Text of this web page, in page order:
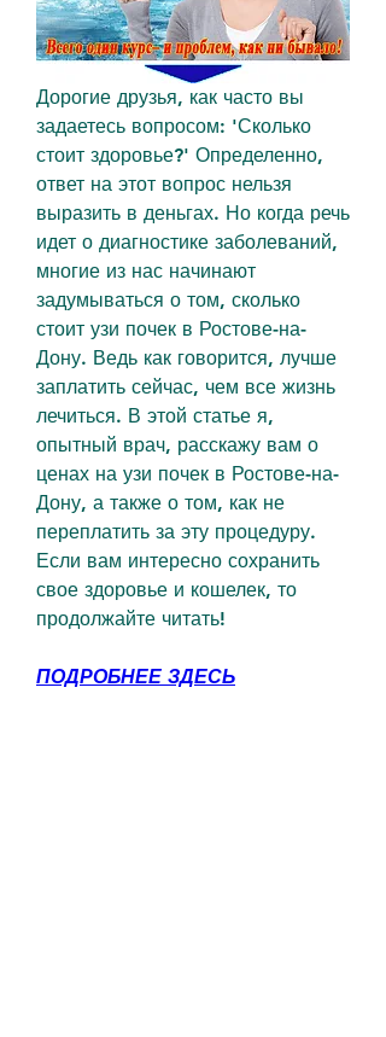
Дорогие друзья, как часто вы
задаетесь вопросом: 'Сколько
стоит здоровье?' Определенно,
ответ на этот вопрос нельзя
выразить в деньгах. Но когда речь
идет о диагностике заболеваний,
многие из нас начинают
задумываться о том, сколько
стоит узи почек в Ростове-на-
Дону. Ведь как говорится, лучше
заплатить сейчас, чем все жизнь
лечиться. В этой статье я,
опытный врач, расскажу вам о
ценах на узи почек в Ростове-на-
Дону, а также о том, как не
переплатить за эту процедуру.
Если вам интересно сохранить
свое здоровье и кошелек, то
продолжайте читать!
ПОДРОБНЕЕ ЗДЕСЬ